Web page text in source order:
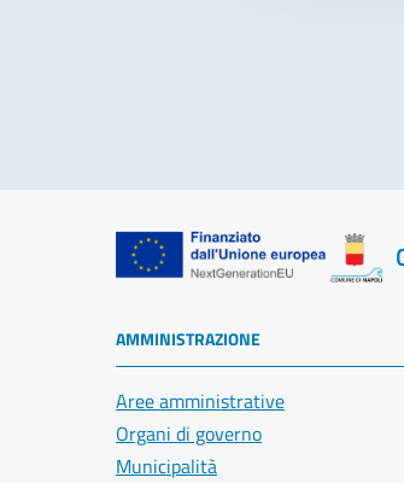
AMMINISTRAZIONE
Aree amministrative
Organi di governo
Municipalità